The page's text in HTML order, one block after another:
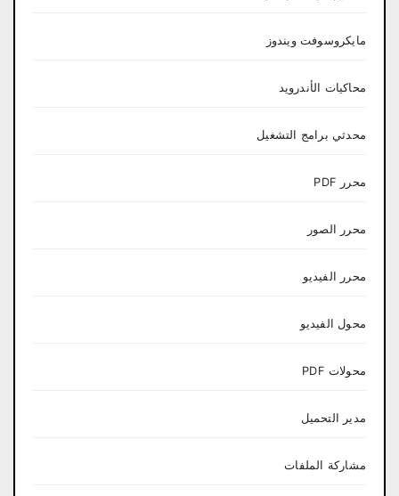
مايكروسوفت ويندوز
محاكيات الأندرويد
محدثي برامج التشغيل
محرر PDF
محرر الصور
محرر الفيديو
محول الفيديو
محولات PDF
مدير التحميل
مشاركة الملفات